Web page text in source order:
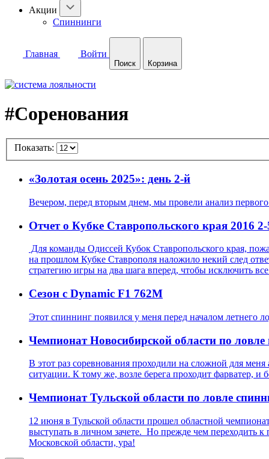
Акции
Спиннинги
Главная Войти
Поиск Корзина
#Соренования
Показать:
«Золотая осень 2025»: день 2-й
Вечером, перед вторым днем, мы провели анализ
Отчет о Кубке Ставропольского края 2016
Для команды Одиссей Кубок Ставропольского края,
на прошлом Кубке Ставрополя наложило некий след
стратегию игры на два шага вперед, чтобы исключить
Сезон с Dynamic F1 762M
Этот спиннинг появился у меня перед началом летнего
Чемпионат Новосибирской области по
В этот раз соревнования проходили на сложной для
ситуации. К тому же, возле берега проходит фарватер,
Чемпионат Тульской области по ловле
12 июня в Тульской области прошел областной
выступать в личном зачете. Но прежде чем переходить
Московской области, ура!